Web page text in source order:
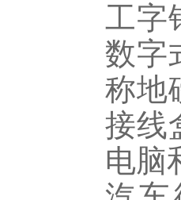
工字
数字
称地
接线
电脑